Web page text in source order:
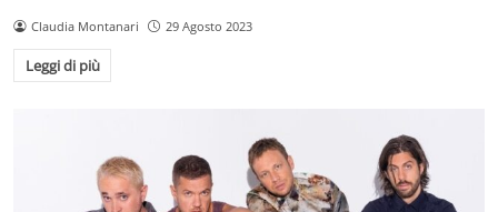
Claudia Montanari 29 Agosto 2023
Leggi di più